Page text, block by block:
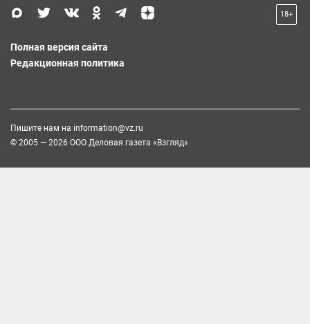
18+
Полная версия сайта
Редакционная политика
Пишите нам на information@vz.ru
© 2005 — 2026 ООО Деловая газета «Взгляд»